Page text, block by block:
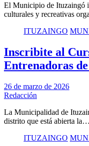
El Municipio de Ituzaingó
culturales y recreativas
ITUZAINGO
Inscribite al
Entrenadoras
26 de marzo de 2026
Redacción
La Municipalidad de
distrito que está abierta la…
ITUZAINGO